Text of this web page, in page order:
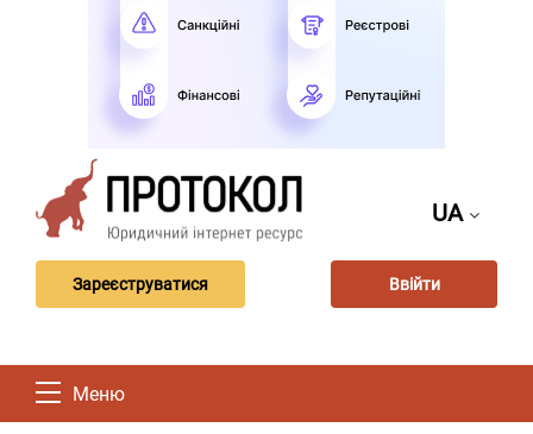
UA
Зареєструватися Ввійти
Меню